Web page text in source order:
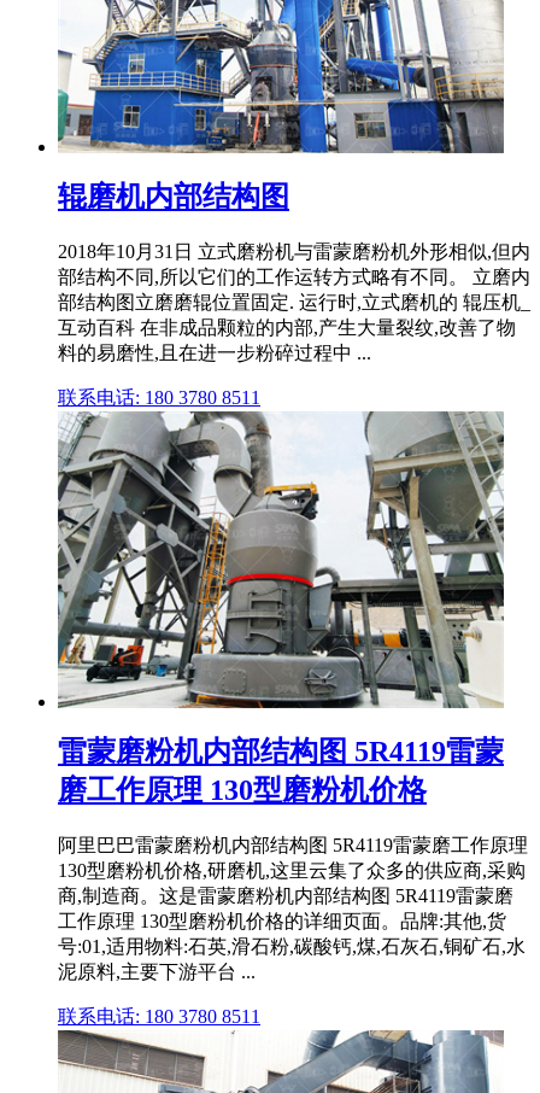
辊磨机内部结构图
2018年10月31日 立式磨粉机与雷蒙磨粉机外形相似,但内
部结构不同,所以它们的工作运转方式略有不同。 立磨内
部结构图立磨磨辊位置固定. 运行时,立式磨机的 辊压机_
互动百科 在非成品颗粒的内部,产生大量裂纹,改善了物
料的易磨性,且在进一步粉碎过程中 ...
联系电话: 180 3780 8511
雷蒙磨粉机内部结构图 5R4119雷蒙
磨工作原理 130型磨粉机价格
阿里巴巴雷蒙磨粉机内部结构图 5R4119雷蒙磨工作原理
130型磨粉机价格,研磨机,这里云集了众多的供应商,采购
商,制造商。这是雷蒙磨粉机内部结构图 5R4119雷蒙磨
工作原理 130型磨粉机价格的详细页面。品牌:其他,货
号:01,适用物料:石英,滑石粉,碳酸钙,煤,石灰石,铜矿石,水
泥原料,主要下游平台 ...
联系电话: 180 3780 8511